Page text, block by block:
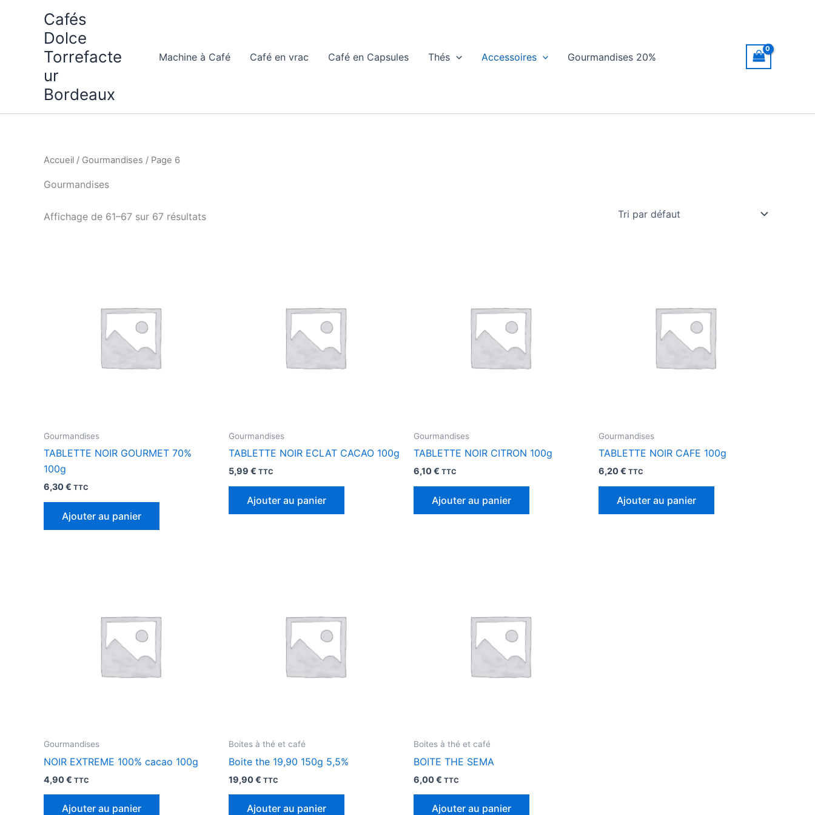
Cafés
Dolce
Torrefacte
ur
Bordeaux
Machine à Café Café en vrac Café en Capsules Thés Accessoires Gourmandises 20%
Accueil / Gourmandises / Page 6
Gourmandises
Affichage de 61–67 sur 67 résultats
Gourmandises
TABLETTE NOIR GOURMET 70%
100g
6,30€ TTC
Ajouter au panier
Gourmandises
TABLETTE NOIR ECLAT CACAO 100g
5,99 € TTC
Ajouter au panier
Gourmandises
TABLETTE NOIR CITRON 100g
6,10€ TTC
Ajouter au panier
Gourmandises
TABLETTE NOIR CAFE 100g
6,20€ TTC
Ajouter au panier
Gourmandises
NOIR EXTREME 100% cacao 100g
4,90€ TTC
Ajouter au panier
Boites à thé et café
Boite the 19,90 150g 5,5%
19,90€ TTC
Ajouter au panier
Boites à thé et café
BOITE THE SEMA
6,00€ TTC
Ajouter au panier